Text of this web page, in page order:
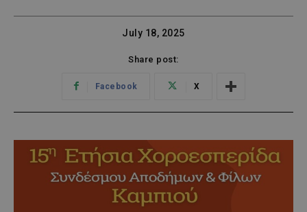
July 18, 2025
Share post:
Facebook X